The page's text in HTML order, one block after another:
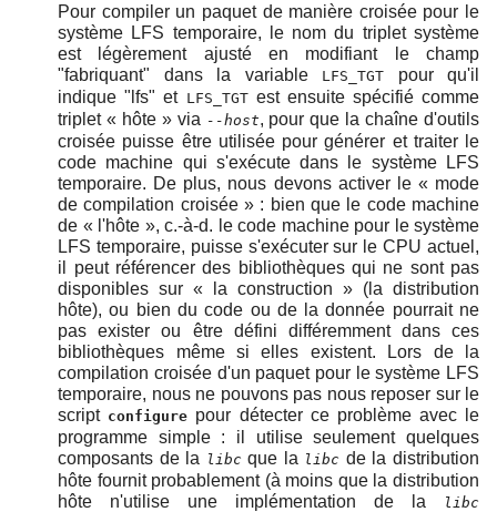
Pour compiler un paquet de manière croisée pour le
système LFS temporaire, le nom du triplet système
est légèrement ajusté en modifiant le champ
"fabriquant" dans la variable
LFS_TGT pour qu'il
indique "lfs" et LFS_TGTest ensuite spécifié comme
triplet« hôte»via --host, pour que la chaîne d'outils
croisée puisse être utilisée pour générer et traiter le
code machine qui s'exécute dans le système LFS
temporaire. De plus, nous devons activer le « mode
de compilation croisée» : bien que le code machine
de « l'hôte », c.-à-d. le code machine pour le système
LFS temporaire, puisse s'exécuter sur le CPU actuel,
il peut référencer des bibliothèques qui ne sont pas
disponibles sur« la construction » (la distribution
hôte), ou bien du code ou de la donnée pourrait ne
pas exister ou être défini différemment dans ces
bibliothèques même si elles existent. Lors de la
compilation croisée d'un paquet pour le système LFS
temporaire, nous ne pouvons pas nous reposer sur le
script configure pour détecter ce problème avec le
programme simple : il utilise seulement quelques
composants de la libc que la libc de la distribution
hôte fournit probablement (à moins que la distribution
hôte n'utilise une implémentation de la
libc